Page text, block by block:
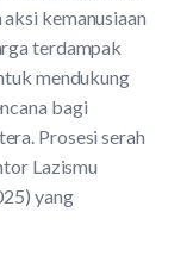
kemanusiaan
terdampak
mendukung
bagi
Prosesi serah
Lazismu
yang